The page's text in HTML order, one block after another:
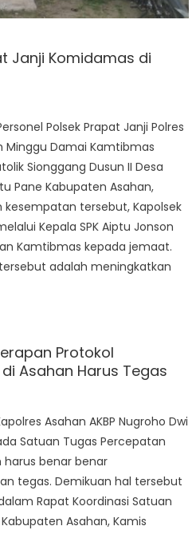
Janji Komidamas di
Polsek Prapat Janji Polres
Minggu Damai Kamtibmas
Sionggang Dusun II Desa
Pane Kabupaten Asahan,
kesempatan tersebut, Kapolsek
Kepala SPK Aiptu Jonson
Kamtibmas kepada jemaat.
adalah meningkatkan
Protokol
Asahan Harus Tegas
Asahan AKBP Nugroho Dwi
Satuan Tugas Percepatan
harus benar benar
tegas. Demikuan hal tersebut
Rapat Koordinasi Satuan
Asahan, Kamis